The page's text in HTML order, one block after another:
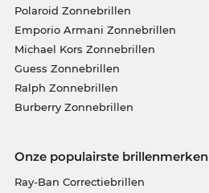
Polaroid Zonnebrillen
Emporio Armani Zonnebrillen
Michael Kors Zonnebrillen
Guess Zonnebrillen
Ralph Zonnebrillen
Burberry Zonnebrillen
Onze populairste brillenmerken
Ray-Ban Correctiebrillen